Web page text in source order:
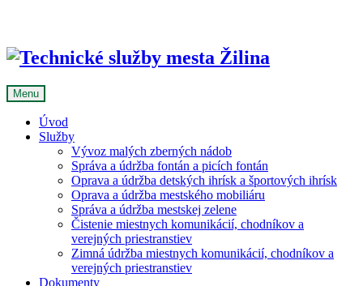
Menu
Úvod
Služby
Vývoz malých zberných nádob
Správa a údržba fontán a picích fontán
Oprava a údržba detských ihrísk a športových ihrísk
Oprava a údržba mestského mobiliáru
Správa a údržba mestskej zelene
Čistenie miestnych komunikácií, chodníkov a
verejných priestranstiev
Zimná údržba miestnych komunikácií, chodníkov a
verejných priestranstiev
Dokumenty